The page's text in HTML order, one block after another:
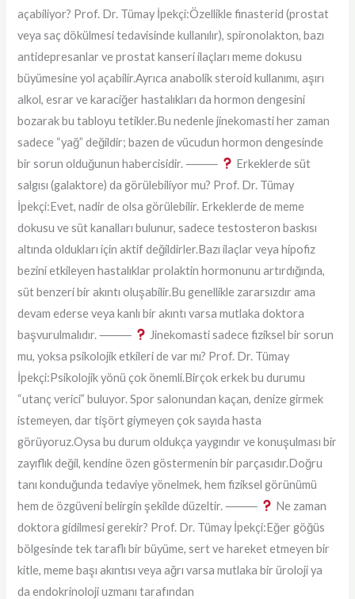
açabiliyor? Prof. Dr. Tümay İpekçi:Özellikle finasterid (prostat
veya saç dökülmesi tedavisinde kullanılır), spironolakton, bazı
antidepresanlar ve prostat kanseri ilaçları meme dokusu
büyümesine yol açabilir.Ayrıca anabolik steroid kullanımı, aşırı
alkol, esrar ve karaciğer hastalıkları da hormon dengesini
bozarak bu tabloyu tetikler.Bu nedenle jinekomasti her zaman
sadece “yağ” değildir; bazen de vücudun hormon dengesinde
bir sorun olduğunun habercisidir. ⸻
Erkeklerde süt
salgısı (galaktore) da görülebiliyor mu? Prof. Dr. Tümay
İpekçi:Evet, nadir de olsa görülebilir. Erkeklerde de meme
dokusu ve süt kanalları bulunur, sadece testosteron baskısı
altında oldukları için aktif değildirler.Bazı ilaçlar veya hipofiz
bezini etkileyen hastalıklar prolaktin hormonunu artırdığında,
süt benzeri bir akıntı oluşabilir.Bu genellikle zararsızdır ama
devam ederse veya kanlı bir akıntı varsa mutlaka doktora
başvurulmalıdır. ⸻
Jinekomasti sadece fiziksel bir sorun
mu, yoksa psikolojik etkileri de var mı? Prof. Dr. Tümay
İpekçi:Psikolojik yönü çok önemli.Birçok erkek bu durumu
“utanç verici” buluyor. Spor salonundan kaçan, denize girmek
istemeyen, dar tişört giymeyen çok sayıda hasta
görüyoruz.Oysa bu durum oldukça yaygındır ve konuşulması bir
zayıflık değil, kendine özen göstermenin bir parçasıdır.Doğru
tanı konduğunda tedaviye yönelmek, hem fiziksel görünümü
hem de özgüveni belirgin şekilde düzeltir. ⸻
Ne zaman
doktora gidilmesi gerekir? Prof. Dr. Tümay İpekçi:Eğer göğüs
bölgesinde tek taraflı bir büyüme, sert ve hareket etmeyen bir
kitle, meme başı akıntısı veya ağrı varsa mutlaka bir üroloji ya
da endokrinoloji uzmanı tarafından